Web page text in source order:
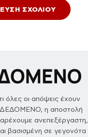
όλες οι απόψεις έχουν
ΔΕΔΟΜΕΝΟ, η αποστολή
ανεπεξέργαστη,
βασισμένη σε γεγονότα